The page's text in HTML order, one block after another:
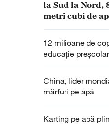
la Sud la Nord,
metri cubi de
12 milioane de
educație
China, lider
mărfuri pe apă
Karting pe apă